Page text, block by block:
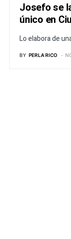
Josefo se
único en
Lo elabora de
BY PERLA RICO